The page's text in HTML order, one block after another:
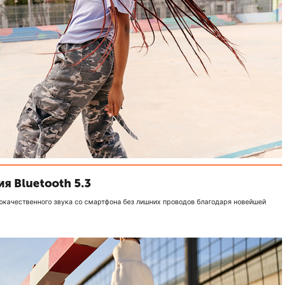
Bluetooth 5.3
звука со смартфона без лишних проводов благодаря новейшей